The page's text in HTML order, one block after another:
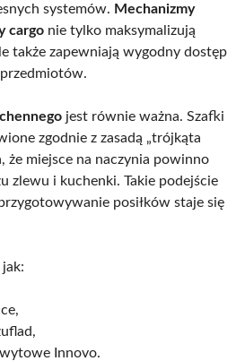
systemów. Mechanizmy
cargo nie tylko maksymalizują
także zapewniają wygodny dostęp
jest równie ważna. Szafki
zgodnie z zasadą „trójkąta
że miejsce na naczynia powinno
zlewu i kuchenki. Takie podejście
posiłków staje się
Innovo.